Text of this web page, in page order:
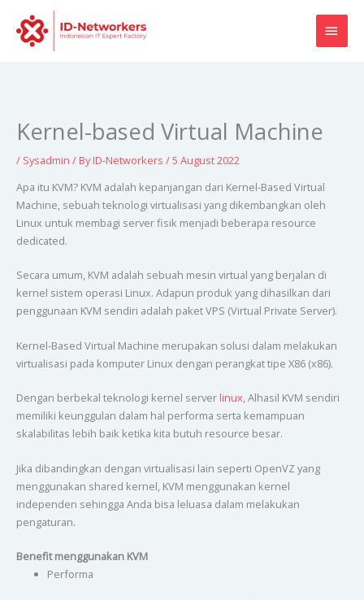
content
Kernel-based Virtual Machine
/ Sysadmin / ByID-Networkers /5 August 2022
Apa itu KVM? KVM adalah kepanjangan dari Kernel-Based Virtual
Machine, sebuah teknologi virtualisasi yang dikembangkan oleh
Linux untuk membagi server fisik menjadi beberapa resource
dedicated.
Secara umum, KVM adalah sebuah mesin virtual yang berjalan di
kernel sistem operasi Linux. Adapun produk yang dihasilkan dari
penggunaan KVM sendiri adalah paket VPS (Virtual Private Server).
Kernel-Based Virtual Machine merupakan solusi dalam melakukan
virtualisasi pada komputer Linux dengan perangkat tipe X86 (x86).
Dengan berbekal teknologi kernel server linux, Alhasil KVM sendiri
memiliki keunggulan dalam hal performa serta kemampuan
skalabilitas lebih baik ketika kita butuh resource besar.
Jika dibandingkan dengan virtualisasi lain seperti OpenVZ yang
menggunakan shared kernel, KVM menggunakan kernel
independen sehingga Anda bisa leluasa dalam melakukan
pengaturan.
Benefit menggunakan KVM
Performa